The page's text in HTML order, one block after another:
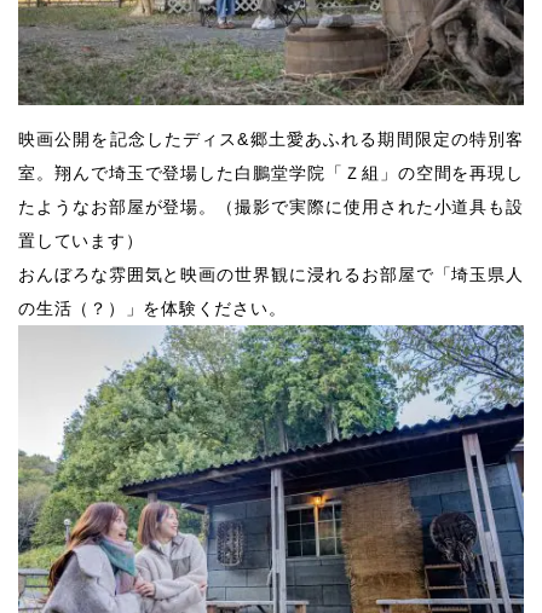
映画公開を記念したディス&郷土愛あふれる期間限定の特別客
室。翔んで埼玉で登場した白鵬堂学院「Ｚ組」の空間を再現し
たようなお部屋が登場。（撮影で実際に使用された小道具も設
置しています）
おんぼろな雰囲気と映画の世界観に浸れるお部屋で「埼玉県人
の生活（？）」を体験ください。